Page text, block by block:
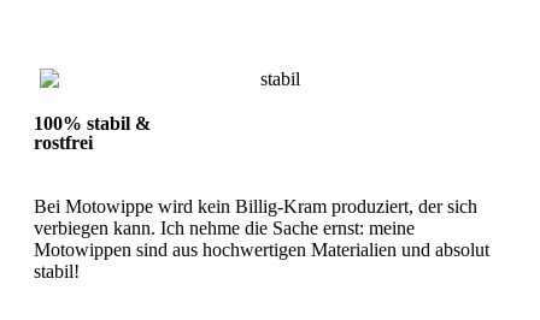
100% stabil &
rostfrei
Bei Motowippe wird kein Billig-Kram produziert, der sich
verbiegen kann. Ich nehme die Sache ernst: meine
Motowippen sind aus hochwertigen Materialien und absolut
stabil!